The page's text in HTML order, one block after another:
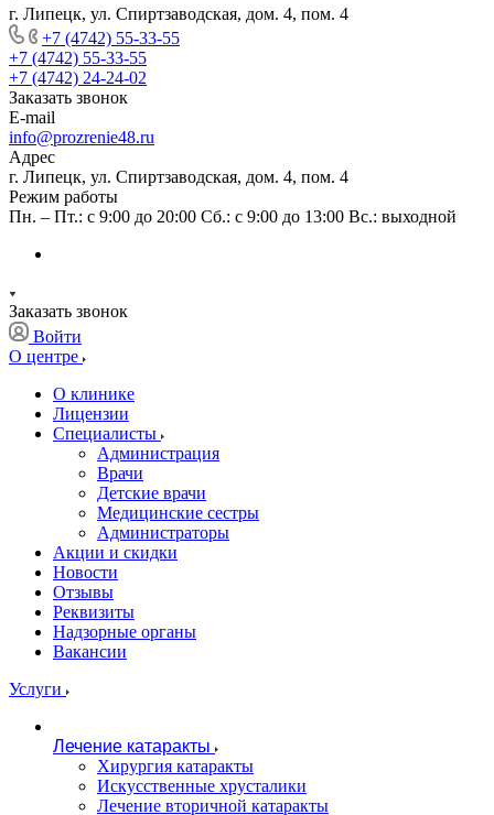
г. Липецк, ул. Спиртзаводская, дом. 4, пом. 4
+7 (4742) 55-33-55
+7 (4742) 55-33-55
+7 (4742) 24-24-02
Заказать звонок
E-mail
info@prozrenie48.ru
Адрес
г. Липецк, ул. Спиртзаводская, дом. 4, пом. 4
Режим работы
Пн. – Пт.: с 9:00 до 20:00 Сб.: с 9:00 до 13:00 Вс.: выходной
Заказать звонок
Войти
О центре
О клинике
Лицензии
Специалисты
Администрация
Врачи
Детские врачи
Медицинские сестры
Администраторы
Акции и скидки
Новости
Отзывы
Реквизиты
Надзорные органы
Вакансии
Услуги
Лечение катаракты
Хирургия катаракты
Искусственные хрусталики
Лечение вторичной катаракты